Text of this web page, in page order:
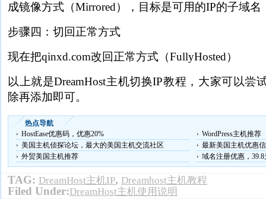
成镜像方式（Mirrored），目标是可用的IP的子域名
步骤四：切回正常方式
现在把qinxd.com改回正常方式（FullyHosted）
以上就是DreamHost主机切换IP教程，大家可以尝
除再添加即可。
热点导航
HostEase优惠码，优惠20%
WordPress主机推荐
美国主机侦探论坛，最大的美国主机交流社区
最新美国主机优惠
外贸美国主机推荐
域名注册优惠，
TAG: DreamHost主机IP, Dreamhost主机教程
Filed Under:DreamHost主机使用说明